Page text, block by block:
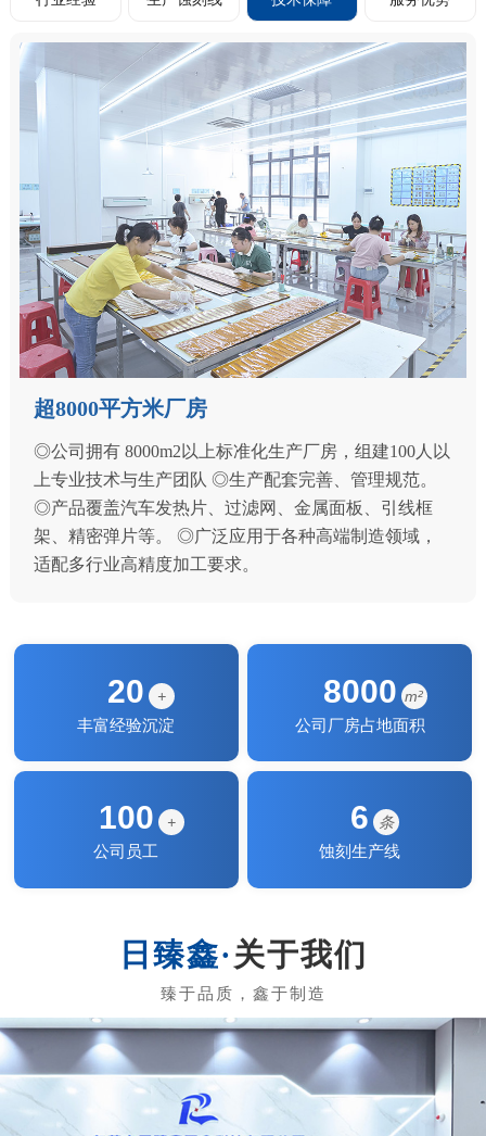
超8000平方米厂房
◎公司拥有 8000m2以上标准化生产厂房，组建100人以
上专业技术与生产团队 ◎生产配套完善、管理规范。
◎产品覆盖汽车发热片、过滤网、金属面板、引线框
架、精密弹片等。 ◎广泛应用于各种高端制造领域，
适配多行业高精度加工要求。
20
+
丰富经验沉淀
8000 m²
公司厂房占地面积
100
+
公司员工
6
条
蚀刻生产线
关于我们